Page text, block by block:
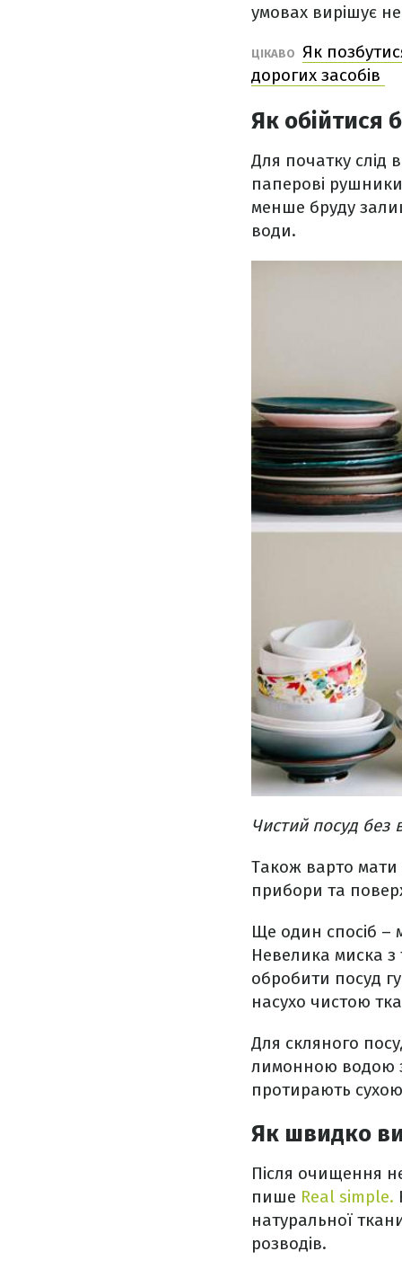
умовах вирішує не
ЦІКАВО Як
дорогих засобів
Як обійтися
Для початку слід
паперові
менше бруду
води.
Чистий посуд
Також варто мати
прибори та
Ще один спосіб –
Невелика миска
обробити посуд
насухо чистою
Для скляного
лимонною водою з
протирають
Як швидко
Після очищення
пише Real simple.
натуральної
розводів.